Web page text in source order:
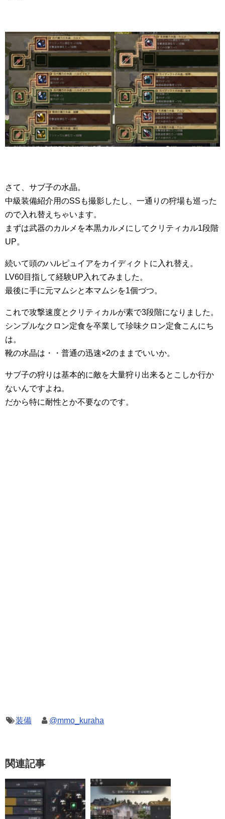
さて、サブ子の水晶。
中級装備紹介用のSSも撮影したし、一通りの狩場も巡った
ので入れ替えちゃいます。
まずは武器のカルメを本黒カルメにしてクリティカル1段階
UP。
続いて頭のハルピュイアをカイディクトに入れ替え。
LV60目指して経験UP入れてみました。
最後に手に元マムシと本マムシを1個づつ。
これで攻撃速度とクリティカルが素で3段階になりました。
シンプルなクロン定食を卒業して珍味クロン定食こんにち
は。
靴の水晶は・・普通の迅速×2のままでいいか。
サブ子の狩りは基本的に敵を大量狩り出来るとこしか行か
ないんですよね。
だから特に耐性とか不要なのです。
装備 @mmo_kuraha
関連記事